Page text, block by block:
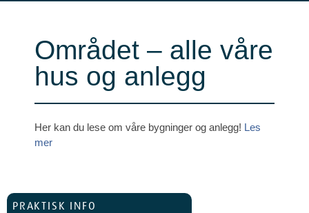
Området – alle våre
hus og anlegg
Her kan du lese om våre bygninger og anlegg! Les
mer
PRAKTISK INFO